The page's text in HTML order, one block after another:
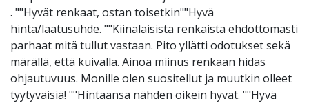
. ""Hyvät renkaat, ostan toisetkin""Hyvä
hinta/laatusuhde. ""Kiinalaisista renkaista ehdottomasti
parhaat mitä tullut vastaan. Pito yllätti odotukset sekä
märällä, että kuivalla. Ainoa miinus renkaan hidas
ohjautuvuus. Monille olen suositellut ja muutkin olleet
tyytyväisiä! ""Hintaansa nähden oikein hyvät. ""Hyvä